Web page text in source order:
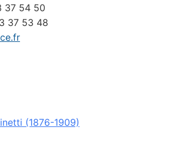
37 54 50
37 53 48
(1876-1909)